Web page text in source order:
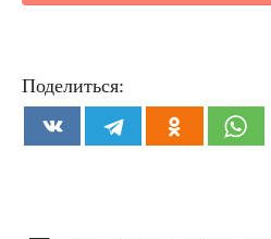
Поделиться: